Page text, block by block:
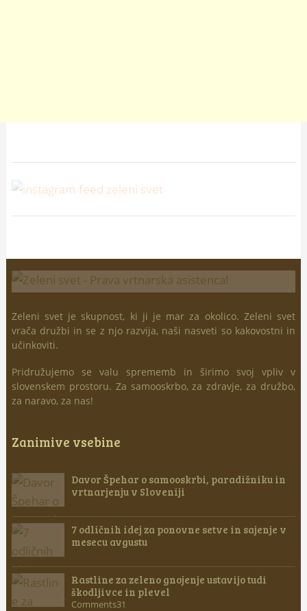
Zeleni svet je skupnost, ki ji je mar za okolico. Zeleni svet
vrača družbi in se z njo razvija, naši nasveti so kakovostni in
učinkoviti.
Pridružujemo se valu sprememb in širimo svoj vpliv v
slovenskem prostoru. Za samooskrbo, za zdravje, za družbo,
za naravo, za nas!
Zanimive vsebine
Davor Špehar o samooskrbi, paradižniku in
vrtnarjenju v Sloveniji
7 odličnih idej za ponovne setve in sajenje v
mesecu avgustu
Rastline za zeleno gnojenje ustavijo tudi
škodljivce in plevel
Comments31